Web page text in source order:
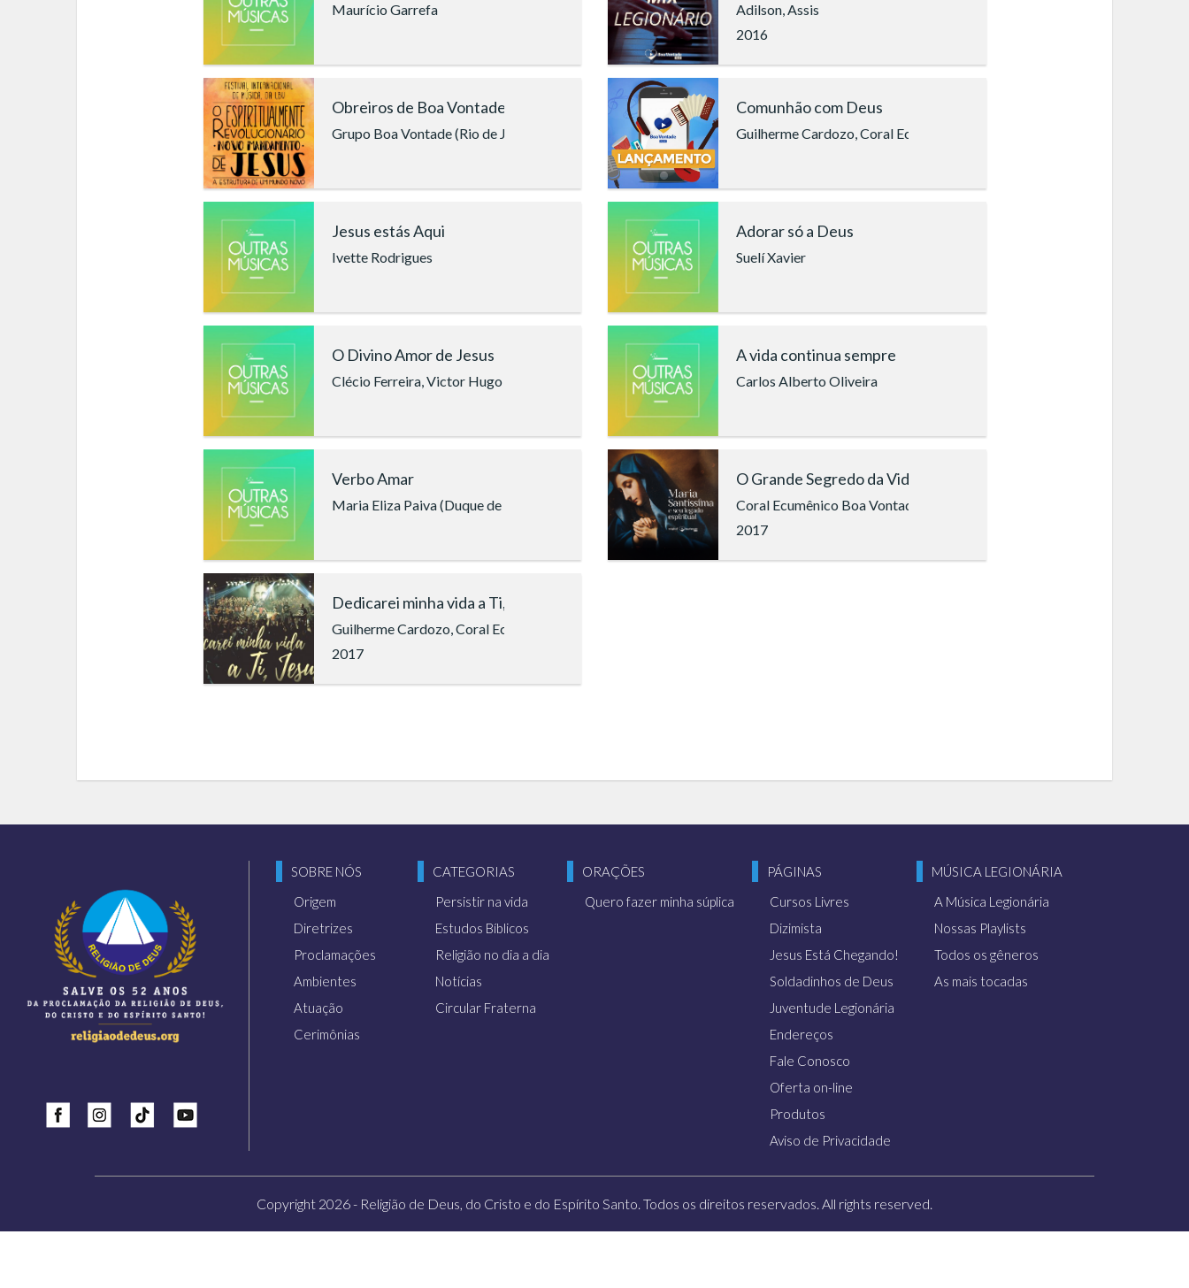
Maurício Garrefa
Adilson, Assis
2016
Obreiros de Boa Vontade
Grupo Boa Vontade (Rio de Janeiro), Letícia Figueiredo, Anderson Lima
Comunhão com Deus
Guilherme Cardozo, Coral Ecumênico Boa Vontade (Rio de Janeiro)
Jesus estás Aqui
Ivette Rodrigues
Adorar só a Deus
Suelí Xavier
O Divino Amor de Jesus
Clécio Ferreira, Victor Hugo Ferreira
A vida continua sempre
Carlos Alberto Oliveira
Verbo Amar
Maria Eliza Paiva (Duque de Caxias), Coral Comunitário Nair Torres (Rio de Janeiro)
O Grande Segredo da Vida
Coral Ecumênico Boa Vontade (São Paulo)
2017
Dedicarei minha vida a Ti, Jesus!
Guilherme Cardozo, Coral Ecumênico Boa Vontade (São Paulo)
2017
Tiktok Youtube
SOBRE NÓS
Origem
Diretrizes
Proclamações
Ambientes
Atuação
Cerimônias
CATEGORIAS
Persistir na vida
Estudos Bíblicos
Religião no dia a dia
Notícias
Circular Fraterna
ORAÇÕES
Quero fazer minha súplica
PÁGINAS
Cursos Livres
Dizimista
Jesus Está Chegando!
Soldadinhos de Deus
Juventude Legionária
Endereços
Fale Conosco
Oferta on-line
Produtos
Aviso de Privacidade
MÚSICA LEGIONÁRIA
A Música Legionária
Nossas Playlists
Todos os gêneros
As mais tocadas
Copyright 2026 - Religião de Deus, do Cristo e do Espírito Santo. Todos os direitos reservados. All rights reserved.